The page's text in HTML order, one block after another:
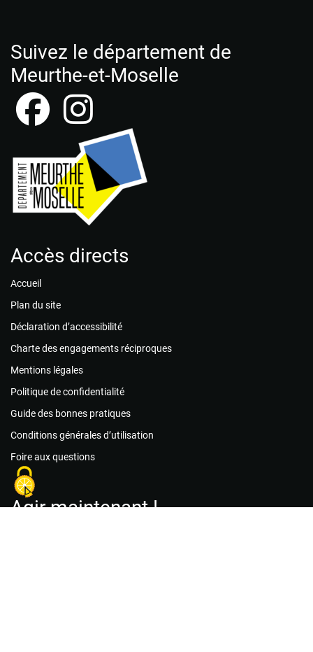
Suivez le département de
Meurthe-et-Moselle
Accès directs
Accueil
Plan du site
Déclaration d’accessibilité
Charte des engagements réciproques
Mentions légales
Politique de confidentialité
Guide des bonnes pratiques
Conditions générales d’utilisation
Foire aux questions
Agir maintenant !